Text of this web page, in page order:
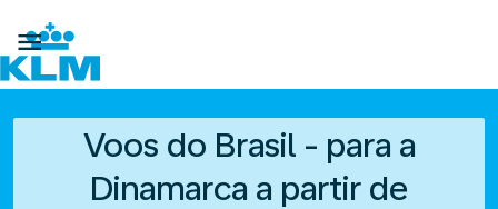

Voos do Brasil - para a
Dinamarca a partir de